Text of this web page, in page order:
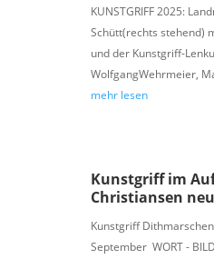
KUNSTGRIFF 2025:
Schütt(rechts stehend)
und der Kunstgriff-
WolfgangWehrmeier,
mehr lesen
Kunstgriff im
Christiansen
Kunstgriff
September WORT -